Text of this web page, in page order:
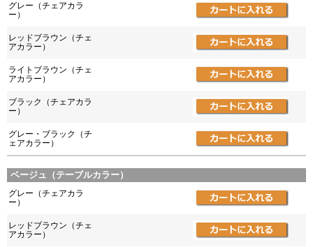
グレー（チェアカラ
ー）
レッドブラウン（チェ
アカラー）
ライトブラウン（チェ
アカラー）
ブラック（チェアカラ
ー）
グレー・ブラック（チ
ェアカラー）
ベージュ（テーブルカラー）
グレー（チェアカラ
ー）
レッドブラウン（チェ
アカラー）